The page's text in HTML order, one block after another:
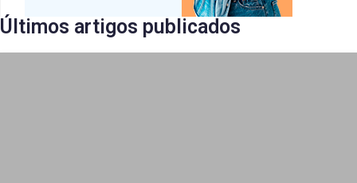
Últimos artigos publicados​